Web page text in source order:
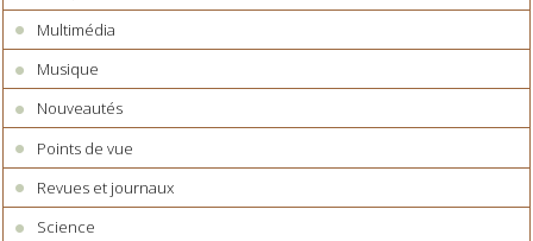
Multimédia
Musique
Nouveautés
Points de vue
Revues et journaux
Science